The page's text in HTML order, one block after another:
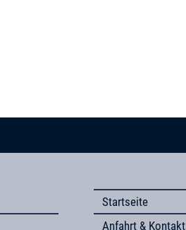
Startseite
Anfahrt & Kontakt